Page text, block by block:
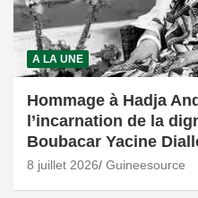
A LA UNE
Hommage à Hadja
l’incarnation de la
Boubacar Yacine
8 juillet 2026 Guineesource